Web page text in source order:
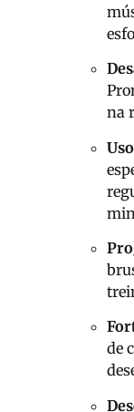
na
de